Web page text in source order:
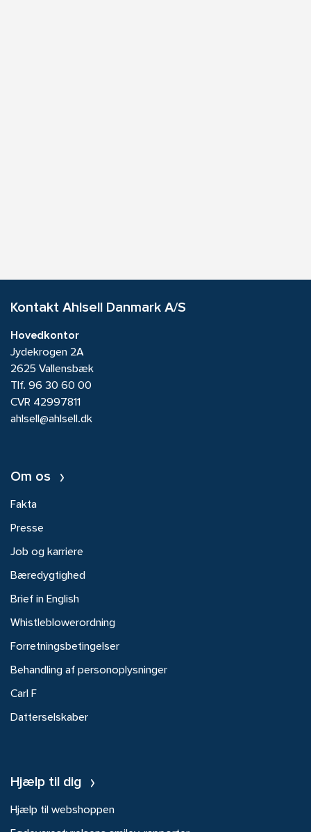
Kontakt Ahlsell Danmark A/S
Hovedkontor
Jydekrogen 2A
2625 Vallensbæk
Tlf. 96 30 60 00
CVR 42997811
ahlsell@ahlsell.dk
Om os
Fakta
Presse
Job og karriere
Bæredygtighed
Brief in English
Whistleblowerordning
Forretningsbetingelser
Behandling af personoplysninger
Carl F
Datterselskaber
Hjælp til dig
Hjælp til webshoppen